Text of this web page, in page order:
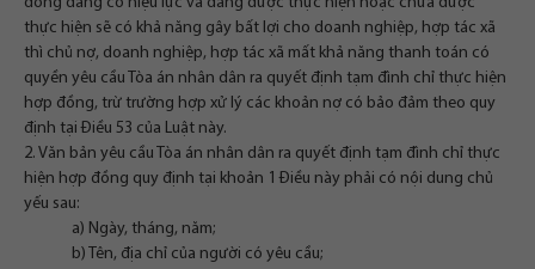
thực hiện sẽ có khả năng gây bất lợi cho doanh nghiệp, hợp tác xã
thì chủ nợ, doanh nghiệp, hợp tác xã mất khả năng thanh toán có
quyền yêu cầu Tòa án nhân dân ra quyết định tạm đình chỉ thực hiện
hợp đồng, trừ trường hợp xử lý các khoản nợ có bảo đảm theo quy
định tại Điều 53 của Luật này.
2. Văn bản yêu cầu Tòa án nhân dân ra quyết định tạm đình chỉ thực
hiện hợp đồng quy định tại khoản 1 Điều này phải có nội dung chủ
yếu sau:
a) Ngày, tháng, năm;
b) Tên, địa chỉ của người có yêu cầu;